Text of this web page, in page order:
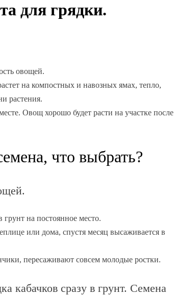
для грядки.
овощей.
на компостных и навозных ямах, тепло,
растения.
Овощ хорошо будет расти на участке после
что выбрать?
на постоянное место.
или дома, спустя месяц высаживается в
пересаживают совсем молодые ростки.
кабачков сразу в грунт. Семена